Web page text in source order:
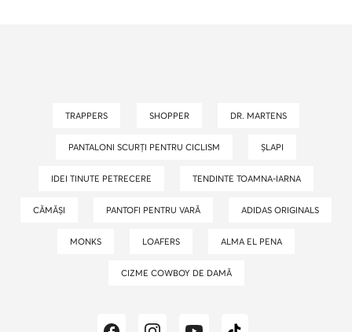
TRAPPERS SHOPPER DR. MARTENS
PANTALONI SCURȚI PENTRU CICLISM ȘLAPI
IDEI TINUTE PETRECERE TENDINTE TOAMNA-IARNA
CĂMĂȘI PANTOFI PENTRU VARĂ ADIDAS ORIGINALS
MONKS LOAFERS ALMA EL PENA
CIZME COWBOY DE DAMĂ